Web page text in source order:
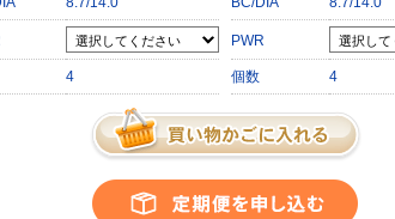
4
PWR
個数 4